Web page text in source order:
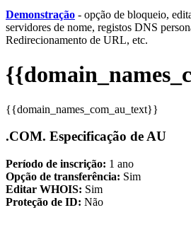
Demonstração - opção de bloqueio,
servidores de nome, registos DNS
Redirecionamento de URL, etc.
{{domain_names_com_au_text}}
.COM. Especificação de AU
Período de inscrição: 1 ano
Opção de transferência: Sim
Editar WHOIS: Sim
Proteção de ID: Não